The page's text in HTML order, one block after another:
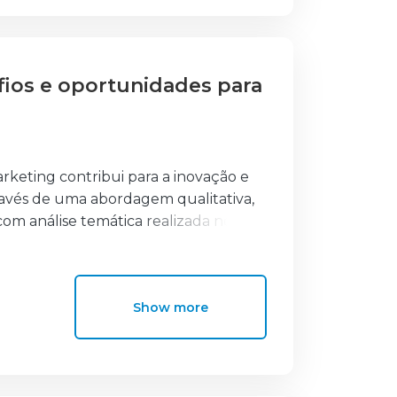
e oportunidades para
contribui para a inovação e
de uma abordagem qualitativa,
análise temática realizada no
escassez de recursos,
condiciona o impacto da IA, que se
melhoria da experiência do cliente.
Show more